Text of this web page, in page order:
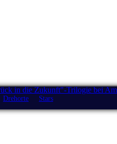
in die Zukunft"-Trilogie bei
Drehorte Stars